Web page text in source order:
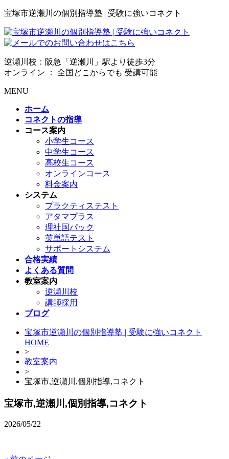
宝塚市逆瀬川の個別指導塾 | 受験に強いコネクト
逆瀬川校：阪急「逆瀬川」駅より徒歩3分
オンライン ： 全国どこからでも 受講可能
MENU
ホーム
コネクトの指導
コース案内
小学生コース
中学生コース
高校生コース
オンラインコース
料金案内
システム
プラクティステスト
アタマプラス
理社国パック
英単語テスト
サポートシステム
合格実績
よくある質問
教室案内
逆瀬川校
講師採用
ブログ
宝塚市逆瀬川の個別指導塾 | 受験に強いコネクト
HOME
>
教室案内
>
宝塚市,逆瀬川,個別指導,コネクト
宝塚市,逆瀬川,個別指導,コネクト
2026/05/22